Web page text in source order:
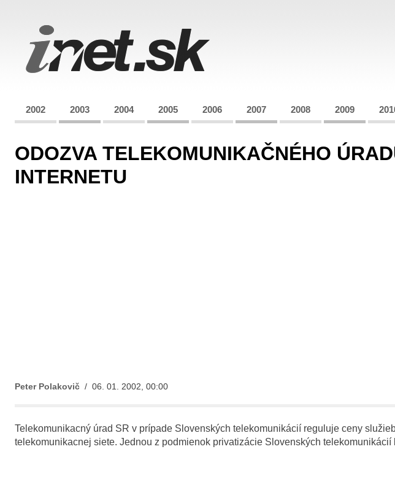
2002 2003 2004 2005 2006 2007 2008 2009
ODOZVA TELEKOMUNIKAČNÉHO
INTERNETU
Peter Polakovič / 06. 01. 2002, 00:00
Telekomunikacný úrad SR v prípade Slovenských telekomunikácií reguluje ceny
telekomunikacnej siete. Jednou z podmienok privatizácie Slovenských